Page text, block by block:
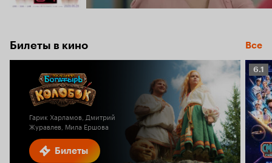
Билеты в кино Все
Билеты
Гарик Харламов, Дмитрий
Журавлев, Мила Ершова
6.1
6.1